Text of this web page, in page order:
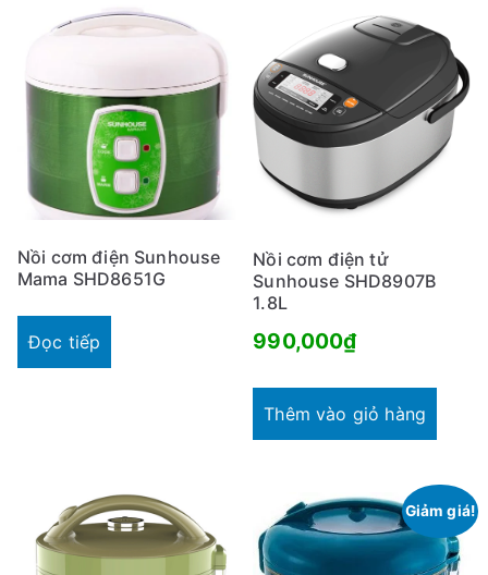
Nồi cơm điện Sunhouse
Mama SHD8651G
Đọc tiếp
Nồi cơm điện tử
Sunhouse SHD8907B
1.8L
990,000₫
Thêm vào giỏ hàng
Giảm giá!